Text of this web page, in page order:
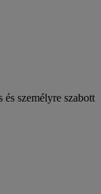
személyre szabott